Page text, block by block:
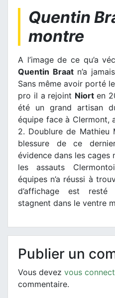
Quentin
montre
A l’image de ce qu’a
Quentin Braatn’a
Sans même avoir porté
pro il a rejoint Niorten
été un grand artisan
équipe face à Clermont,
2. Doublure de
blessure de ce
évidence dans les cages
les assauts
équipes n’a réussi à
d’affichage est resté
stagnent dans le ventre
Publier un
Vous devez vous
commentaire.